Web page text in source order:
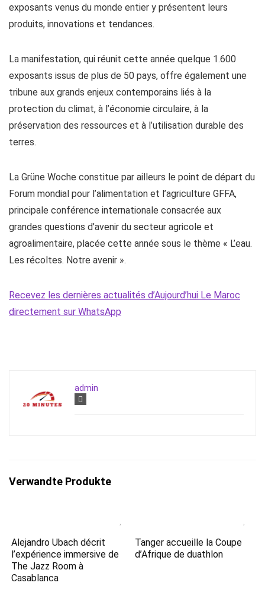
exposants venus du monde entier y présentent leurs
produits, innovations et tendances.
La manifestation, qui réunit cette année quelque 1.600
exposants issus de plus de 50 pays, offre également une
tribune aux grands enjeux contemporains liés à la
protection du climat, à l’économie circulaire, à la
préservation des ressources et à l’utilisation durable des
terres.
La Grüne Woche constitue par ailleurs le point de départ du
Forum mondial pour l’alimentation et l’agriculture GFFA,
principale conférence internationale consacrée aux
grandes questions d’avenir du secteur agricole et
agroalimentaire, placée cette année sous le thème « L’eau.
Les récoltes. Notre avenir ».
Recevez les dernières actualités d’Aujourd’hui Le Maroc
directement sur WhatsApp
admin
Verwandte Produkte
Alejandro Ubach décrit
l’expérience immersive de
The Jazz Room à
Casablanca
Tanger accueille la Coupe
d’Afrique de duathlon